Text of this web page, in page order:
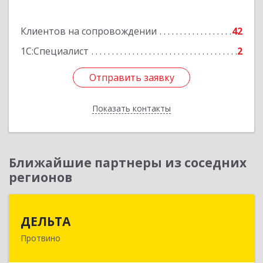
Клиентов на сопровождении
42
1С:Специалист
2
Отправить заявку
Показать контакты
Отправить заявку
Назад
Ближайшие партнеры из соседних
регионов
ДЕЛЬТА
Протвино